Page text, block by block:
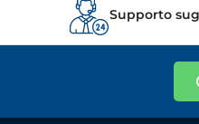
Supporto